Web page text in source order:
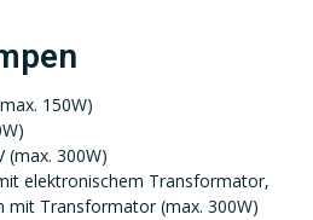
150W)
(max. 300W)
elektronischem Transformator,
mit Transformator (max. 300W)